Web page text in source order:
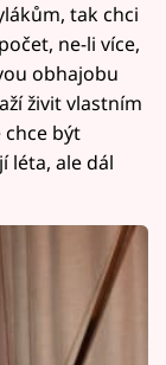
tak chci
ne-li více,
obhajobu
živit vlastním
chce být
léta, ale dál